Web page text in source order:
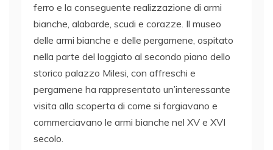
ferro e la conseguente realizzazione di armi
bianche, alabarde, scudi e corazze. Il museo
delle armi bianche e delle pergamene, ospitato
nella parte del loggiato al secondo piano dello
storico palazzo Milesi, con affreschi e
pergamene ha rappresentato un’interessante
visita alla scoperta di come si forgiavano e
commerciavano le armi bianche nel XV e XVI
secolo.